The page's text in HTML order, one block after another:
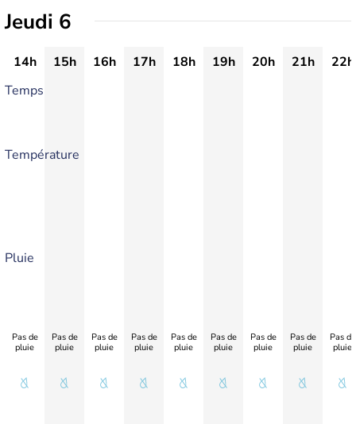
Jeudi 6
14h 15h 16h 17h 18h 19h 20h 21h
22h
Temps
Température
Pluie
Pas de
pluie
Pas de
pluie
Pas de
pluie
Pas de
pluie
Pas de
pluie
Pas de
pluie
Pas de
pluie
Pas de
pluie
Pas de
pluie